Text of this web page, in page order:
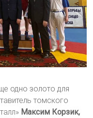
одно золото для
томского
Максим Корзик,